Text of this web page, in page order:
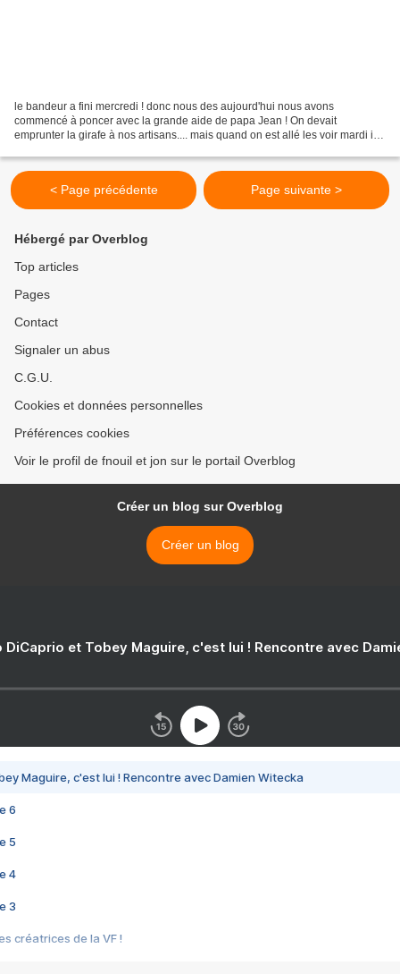
le bandeur a fini mercredi ! donc nous des aujourd'hui nous avons
commencé à poncer avec la grande aide de papa Jean ! On devait
emprunter la girafe à nos artisans.... mais quand on est allé les voir mardi ils
< Page précédente Page suivante >
Hébergé par Overblog
Top articles
Pages
Contact
Signaler un abus
C.G.U.
Cookies et données personnelles
Préférences cookies
Voir le profil de fnouil et jon sur le portail Overblog
Créer un blog sur Overblog
Créer un blog
DiCaprio et Tobey Maguire, c'est lui ! Rencontre avec
Maguire, c'est lui ! Rencontre avec Damien Witecka
6
5
4
3
créatrices de la VF !